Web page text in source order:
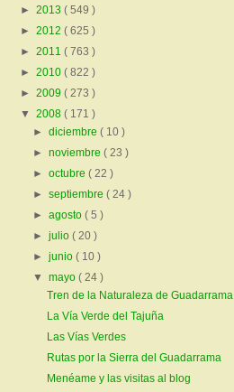
► 2013 ( 549 )
► 2012 ( 625 )
► 2011 ( 763 )
► 2010 ( 822 )
► 2009 ( 273 )
▼ 2008 ( 171 )
►diciembre( 10 )
►noviembre( 23 )
►octubre( 22 )
►septiembre( 24 )
►agosto( 5 )
►julio( 20 )
►junio( 10 )
▼mayo( 24 )
Tren de la Naturaleza de Guadarrama
La Vía Verde del Tajuña
Las Vías Verdes
Rutas por la Sierra del Guadarrama
Menéame y las visitas al blog